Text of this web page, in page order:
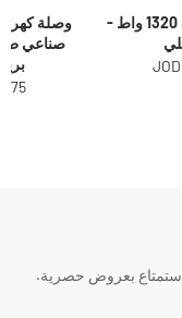
مقص جرانيت 1320 واط -
وصلة
JOD
بعروض حصرية.